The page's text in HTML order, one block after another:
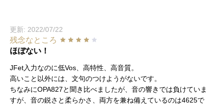
更新: 2022/07/22
残念なところ
ほぼない！
JFet入力なのに低Vos、高特性、高音質。
高いこと以外には、文句のつけようがないです。
ちなみにOPA827と聞き比べましたが、音の響きでは負けていま
すが、音の鋭さと柔らかさ、両方を兼ね備えているのは4625で